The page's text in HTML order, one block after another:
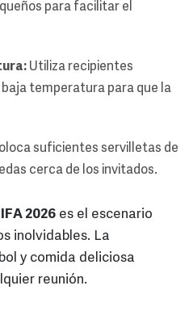
para facilitar el
Utiliza recipientes
temperatura para que la
suficientes servilletas de
cerca de los invitados.
2026 es el escenario
inolvidables. La
y comida deliciosa
reunión.